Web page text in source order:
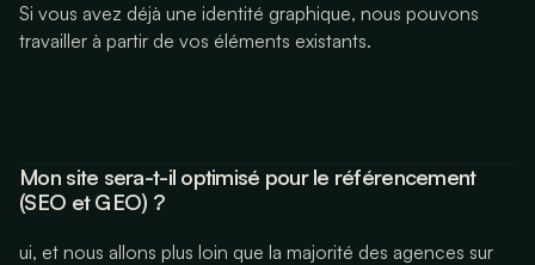
Si vous avez déjà une identité graphique, nous pouvons
travailler à partir de vos éléments existants.
Mon site sera-t-il optimisé pour le référencement
(SEO et GEO) ?
ui, et nous allons plus loin que la majorité des agences sur